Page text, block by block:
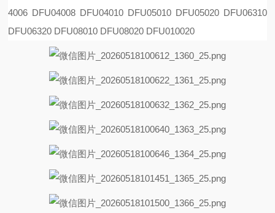
4006 DFU04008 DFU04010 DFU05010 DFU05020 DFU06310
DFU06320 DFU08010 DFU08020 DFU010020